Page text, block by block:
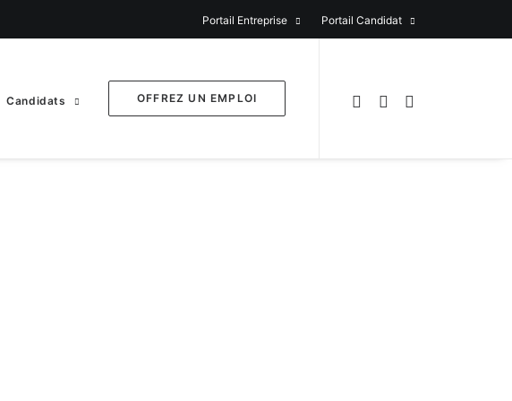
Portail Entreprise Portail Candidat
Candidats OFFREZ UN EMPLOI